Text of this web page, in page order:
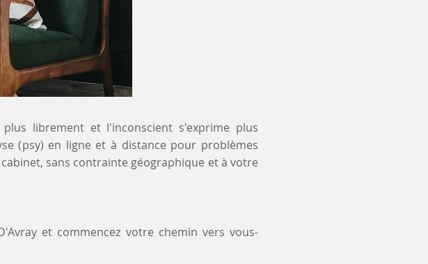
librement et l'inconscient s'exprime plus
(psy) en ligne et à distance pour problèmes
sans contrainte géographique et à votre
et commencez votre chemin vers vous-